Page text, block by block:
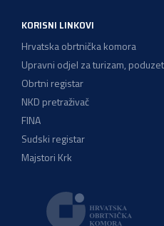
KORISNI LINKOVI
Hrvatska obrtnička komora
Upravni odjel za turizam,
Obrtni registar
NKD pretraživač
FINA
Sudski registar
Majstori Krk